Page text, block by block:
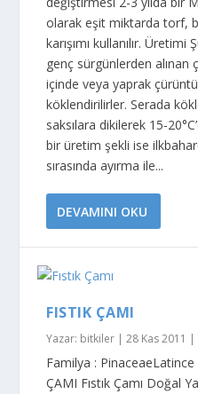
olarak eşit miktarda torf,
karışımı kullanılır.
genç sürgünlerden alınan
içinde veya yaprak
köklendirilirler. Serada
saksılara dikilerek 15-
bir üretim şekli ise
sırasında ayırma ile...
DEVAMINI OKU
FISTIK ÇAMI
Yazar: bitkiler |28 Kas 2011 |
Familya :
ÇAMI Fıstık Çamı Doğal